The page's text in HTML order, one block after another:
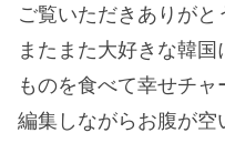
ご覧いただきありがと
またまた大好きな韓
ものを食べて幸せチャ
編集しながらお腹が